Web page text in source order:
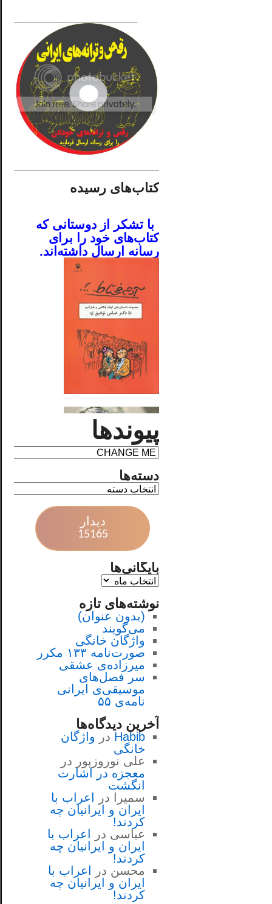
کتاب‌های رسیده
با تشکر از دوستانی که
کتاب‌های خود را برای
رسانه ارسال داشته‌اند.
پیوندها
دسته‌ها
دیدار
15165
بایگانی‌ها
نوشته‌های تازه
(بدون عنوان)
می‌گویند
واژگان خانگی
صورت‌نامه ۱۳۳ مکرر
میرزاده‌ی عشقی
سر فصل‌هاى
موسيقى‌ی ايرانى
نامه‌ی ۵۵
آخرین دیدگاه‌ها
Habib در واژگان
خانگی
علی نوروزپور در
معجزه در اشارت
انگشت
سمیرا
در
اعراب با
ايران و ايرانيان چه
كردند!
عباسی در
اعراب با
ايران و ايرانيان چه
كردند!
محسن در
اعراب با
ايران و ايرانيان چه
كردند!